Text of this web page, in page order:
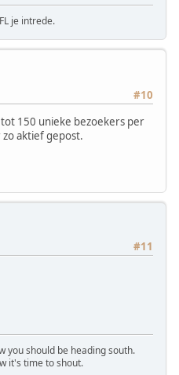
je intrede.
#10
150 unieke bezoekers per
aktief gepost.
#11
you should be heading south.
it's time to shout.